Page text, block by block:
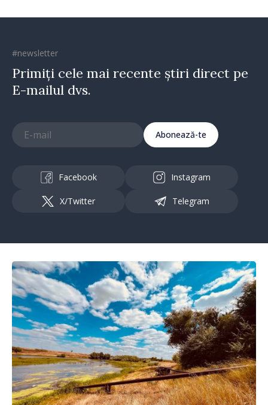
#newsletter
Primiți cele mai recente știri direct pe
E-mailul dvs.
Abonează-te
Facebook Instagram
X/Twitter Telegram